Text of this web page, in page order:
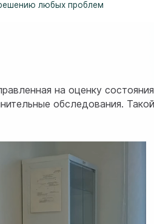
любых проблем
на оценку
обследования.